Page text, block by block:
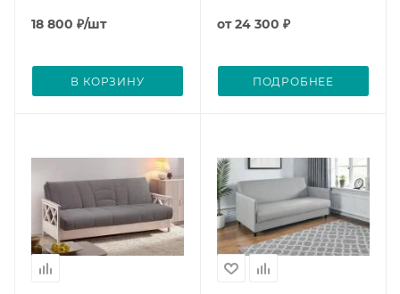
18 800 ₽/шт
В КОРЗИНУ
от24 300 ₽
ПОДРОБНЕЕ